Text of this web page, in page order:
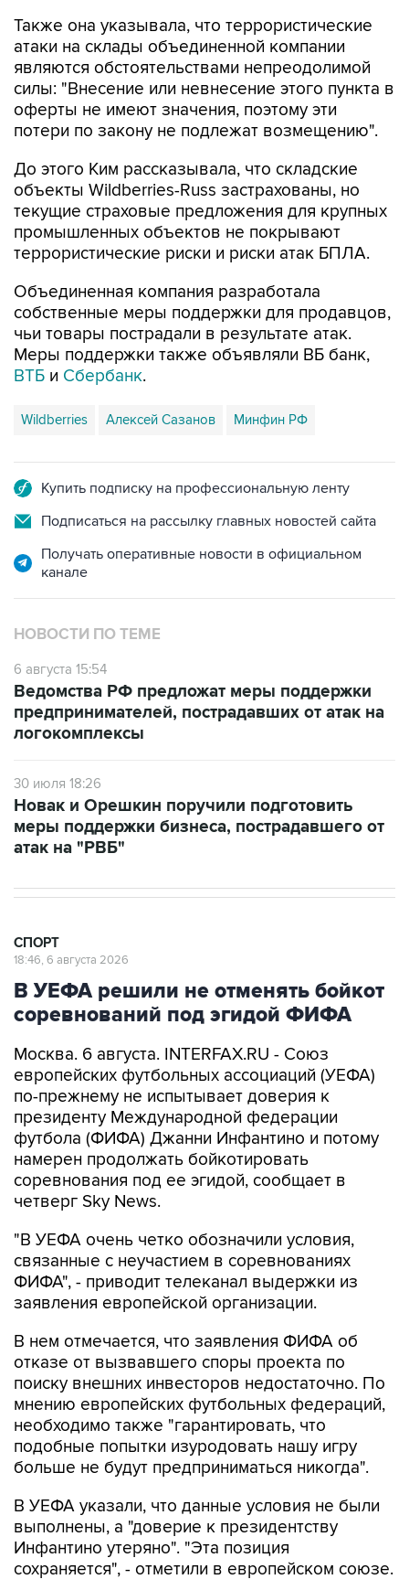
Также она указывала, что террористические
атаки на склады объединенной компании
являются обстоятельствами непреодолимой
силы: "Внесение или невнесение этого пункта в
оферты не имеют значения, поэтому эти
потери по закону не подлежат возмещению".
До этого Ким рассказывала, что складские
объекты Wildberries-Russ застрахованы, но
текущие страховые предложения для крупных
промышленных объектов не покрывают
террористические риски и риски атак БПЛА.
Объединенная компания разработала
собственные меры поддержки для продавцов,
чьи товары пострадали в результате атак.
Меры поддержки также объявляли ВБ банк,
ВТБ и Сбербанк.
Wildberries Алексей Сазанов Минфин РФ
Купить подписку на профессиональную ленту
Подписаться на рассылку главных новостей сайта
Получать оперативные новости в официальном
канале
НОВОСТИ ПО ТЕМЕ
6 августа 15:54
Ведомства РФ предложат меры поддержки
предпринимателей, пострадавших от атак на
логокомплексы
30 июля 18:26
Новак и Орешкин поручили подготовить
меры поддержки бизнеса, пострадавшего от
атак на "РВБ"
СПОРТ
18:46, 6 августа 2026
В УЕФА решили не отменять бойкот
соревнований под эгидой ФИФА
Москва. 6 августа. INTERFAX.RU - Союз
европейских футбольных ассоциаций (УЕФА)
по-прежнему не испытывает доверия к
президенту Международной федерации
футбола (ФИФА) Джанни Инфантино и потому
намерен продолжать бойкотировать
соревнования под ее эгидой, сообщает в
четверг Sky News.
"В УЕФА очень четко обозначили условия,
связанные с неучастием в соревнованиях
ФИФА", - приводит телеканал выдержки из
заявления европейской организации.
В нем отмечается, что заявления ФИФА об
отказе от вызвавшего споры проекта по
поиску внешних инвесторов недостаточно. По
мнению европейских футбольных федераций,
необходимо также "гарантировать, что
подобные попытки изуродовать нашу игру
больше не будут предприниматься никогда".
В УЕФА указали, что данные условия не были
выполнены, а "доверие к президентству
Инфантино утеряно". "Эта позиция
сохраняется", - отметили в европейском союзе.